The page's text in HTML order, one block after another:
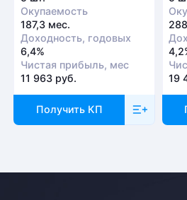
Окупаемость
187,3 мес.
Доходность, годовых
6,4%
Чистая прибыль, мес
11 963 руб.
Получить КП
19